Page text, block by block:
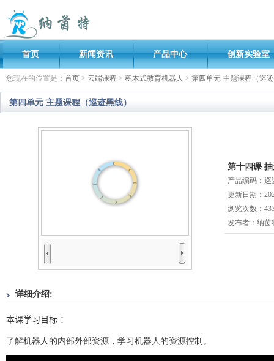
首页 新闻资讯 产品中心 创新实验室
您现在的位置是： 首页 > 云端课程 > 积木式教育机器人 > 第四单元 主题课程（巡
第四单元 主题课程（巡迹黑线）
第十四课
产品编码：巡
更新日期：
浏览次数：
发布者： 纳茵
详细介绍:
本课学习目标 ：
了解机器人的内部外部资源，学习机器人的资源控制。